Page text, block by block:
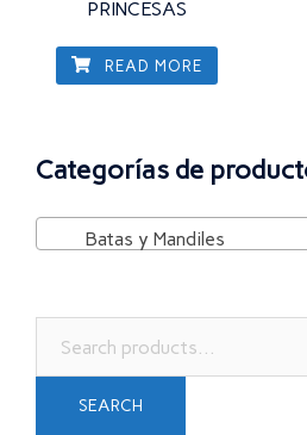
PRINCESAS
READ MORE
Categorías de
Batas y Mandiles
for:
SEARCH